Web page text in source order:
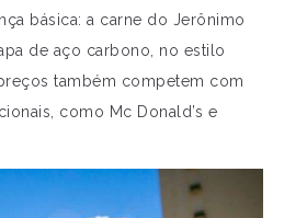
básica: a carne do Jerônimo
de aço carbono, no estilo
também competem com
como Mc Donald’s e